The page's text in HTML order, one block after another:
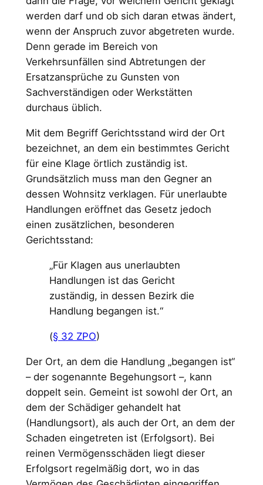
werden darf und ob sich daran etwas ändert,
wenn der Anspruch zuvor abgetreten wurde.
Denn gerade im Bereich von
Verkehrsunfällen sind Abtretungen der
Ersatzansprüche zu Gunsten von
Sachverständigen oder Werkstätten
durchaus üblich.
Mit dem Begriff Gerichtsstand wird der Ort
bezeichnet, an dem ein bestimmtes Gericht
für eine Klage örtlich zuständig ist.
Grundsätzlich muss man den Gegner an
dessen Wohnsitz verklagen. Für unerlaubte
Handlungen eröffnet das Gesetz jedoch
einen zusätzlichen, besonderen
Gerichtsstand:
„Für Klagen aus unerlaubten
Handlungen ist das Gericht
zuständig, in dessen Bezirk die
Handlung begangen ist.“
(§ 32 ZPO)
Der Ort, an dem die Handlung „begangen ist“
– der sogenannte Begehungsort –, kann
doppelt sein. Gemeint ist sowohl der Ort, an
dem der Schädiger gehandelt hat
(Handlungsort), als auch der Ort, an dem der
Schaden eingetreten ist (Erfolgsort). Bei
reinen Vermögensschäden liegt dieser
Erfolgsort regelmäßig dort, wo in das